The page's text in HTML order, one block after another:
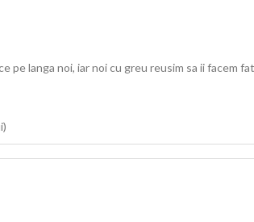
pe langa noi, iar noi cu greu reusim sa ii facem